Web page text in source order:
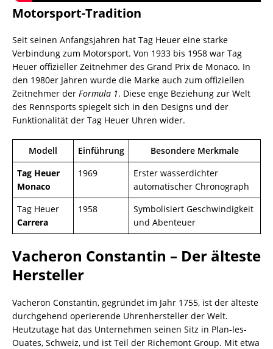
Motorsport-Tradition
Seit seinen Anfangsjahren hat Tag Heuer eine starke
Verbindung zum Motorsport. Von 1933 bis 1958 war Tag
Heuer offizieller Zeitnehmer des Grand Prix de Monaco. In
den 1980er Jahren wurde die Marke auch zum offiziellen
Zeitnehmer der Formula 1. Diese enge Beziehung zur Welt
des Rennsports spiegelt sich in den Designs und der
Funktionalität der Tag Heuer Uhren wider.
Modell Einführung
Besondere Merkmale
Tag Heuer
Monaco
1969
Erster wasserdichter
automatischer Chronograph
Tag Heuer
Carrera
1958
Symbolisiert Geschwindigkeit
und Abenteuer
Vacheron Constantin – Der älteste
Hersteller
Vacheron Constantin, gegründet im Jahr 1755, ist der älteste
durchgehend operierende Uhrenhersteller der Welt.
Heutzutage hat das Unternehmen seinen Sitz in Plan-les-
Ouates, Schweiz, und ist Teil der Richemont Group. Mit etwa